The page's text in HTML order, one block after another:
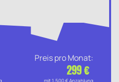
Preis pro Monat:
299 €
mit 1.500 € Anzahlung